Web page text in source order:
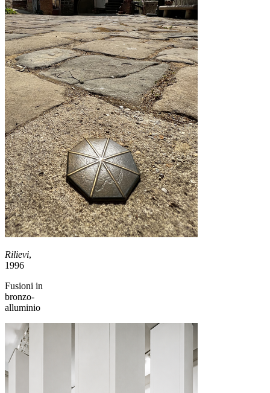
Rilievi,
1996
Fusioni in
bronzo-
alluminio